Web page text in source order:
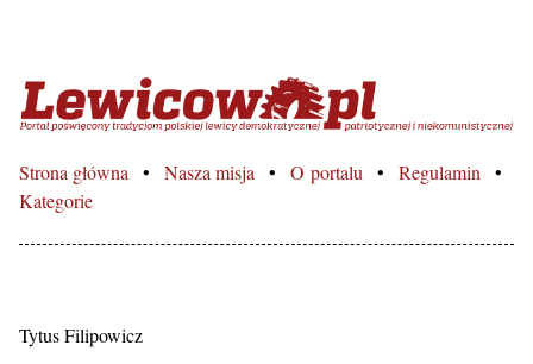
Lewicowo.pl – Portal
Strona główna Nasza misja O portalu
Regulamin
Kategorie
Tytus Filipowicz